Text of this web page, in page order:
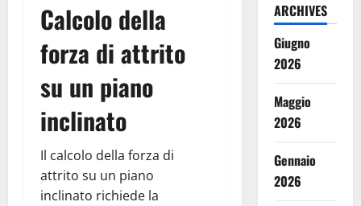
Calcolo della
forza di attrito
su un piano
inclinato
Il calcolo della forza di
attrito su un piano
inclinato richiede la
ARCHIVES
Giugno
2026
Maggio
2026
Gennaio
2026